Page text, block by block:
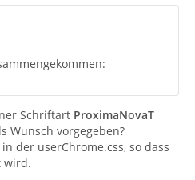
Schriftart ProximaNovaT
Wunsch vorgegeben?
der userChrome.css, so dass
wird.